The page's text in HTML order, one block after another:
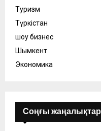
Туризм
Түркістан
шоу бизнес
Шымкент
Экономика
Соңғы жаңалықтар